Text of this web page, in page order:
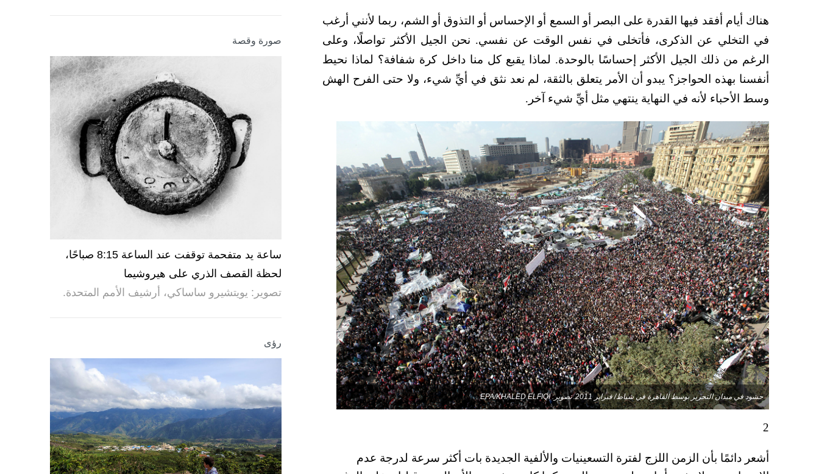
هناك أيام أفقد فيها القدرة على البصر أو السمع أو الإحساس أو التذوق أو الشم، ربما لأنني أرغب
في التخلي عن الذكرى، فأتخلى في نفس الوقت عن نفسي. نحن الجيل الأكثر تواصلًا، وعلى
الرغم من ذلك الجيل الأكثر إحساسًا بالوحدة. لماذا يقبع كل منا داخل كرة شفافة؟ لماذا نحيط
أنفسنا بهذه الحواجز؟ يبدو أن الأمر يتعلق بالثقة، لم نعد نثق في أيِّ شيء، ولا حتى الفرح الهش
وسط الأحباء لأنه في النهاية ينتهي مثل أيِّ شيء آخر.
حشود في ميدان التحرير بوسط القاهرة في شباط/ فبراير 2011. تصوير: EPA/KHALED ELFIQI
2
أشعر دائمًا بأن الزمن اللزج لفترة التسعينيات والألفية الجديدة بات أكثر سرعة لدرجة عدم
صورة وقصة
ساعة يد متفحمة توقفت عند الساعة 8:15 صباحًا،
لحظة القصف الذري على هيروشيما
تصوير: يويتشيرو ساساكي، أرشيف الأمم المتحدة.
رؤى